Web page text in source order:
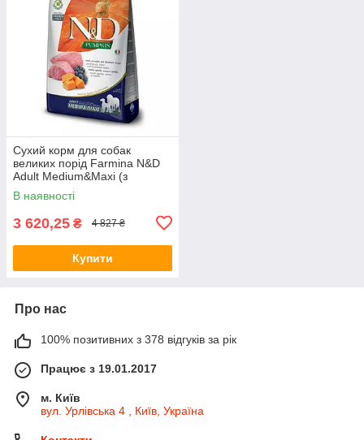
Сухий корм для собак
великих порід Farmina N&D
Adult Medium&Maxi (з
ягням,гарбузом,чорницею)
12кг
В наявності
3 620,25 ₴ 4 827 ₴
Купити
Про нас
100% позитивних з 378 відгуків за рік
Працює з 19.01.2017
м. Київ
вул. Урлівська 4 , Київ, Україна